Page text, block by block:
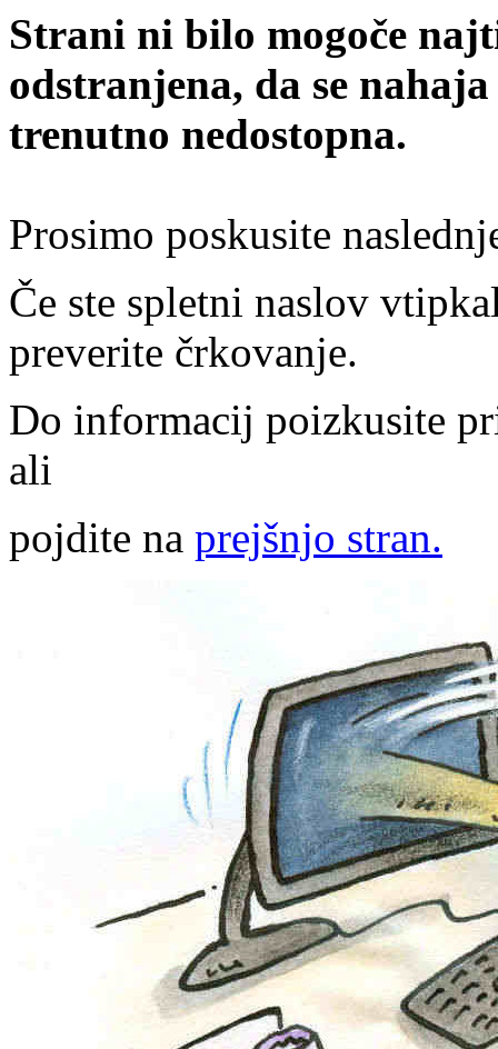
Strani ni bilo mogoče
odstranjena, da se
trenutno nedostopna.
Prosimo poskusite
Če ste spletni naslov
preverite črkovanje.
Do informacij poizkusite
ali
pojdite na prejšnjo stran.